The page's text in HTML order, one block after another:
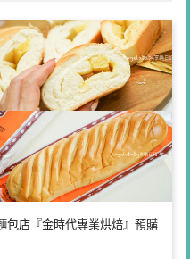
包店『金時代專業烘焙』預購